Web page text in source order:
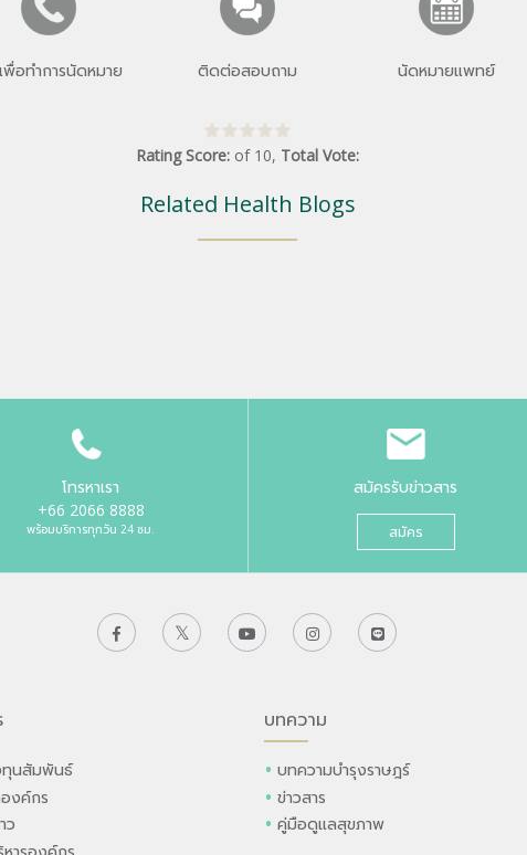
พื่อทำการนัดหมาย ติดต่อสอบถาม นัดหมายแพทย์
Rating Score: of 10, Total Vote:
Related Health Blogs
โทรหาเรา
+66 2066 8888
พร้อมบริการทุกวัน 24 ชม.
สมัครรับข่าวสาร
สมัคร
นสัมพันธ์
งค์กร
ว
บทความ
บทความบำรุงราษฎร์
ข่าวสาร
คู่มือดูแลสุขภาพ